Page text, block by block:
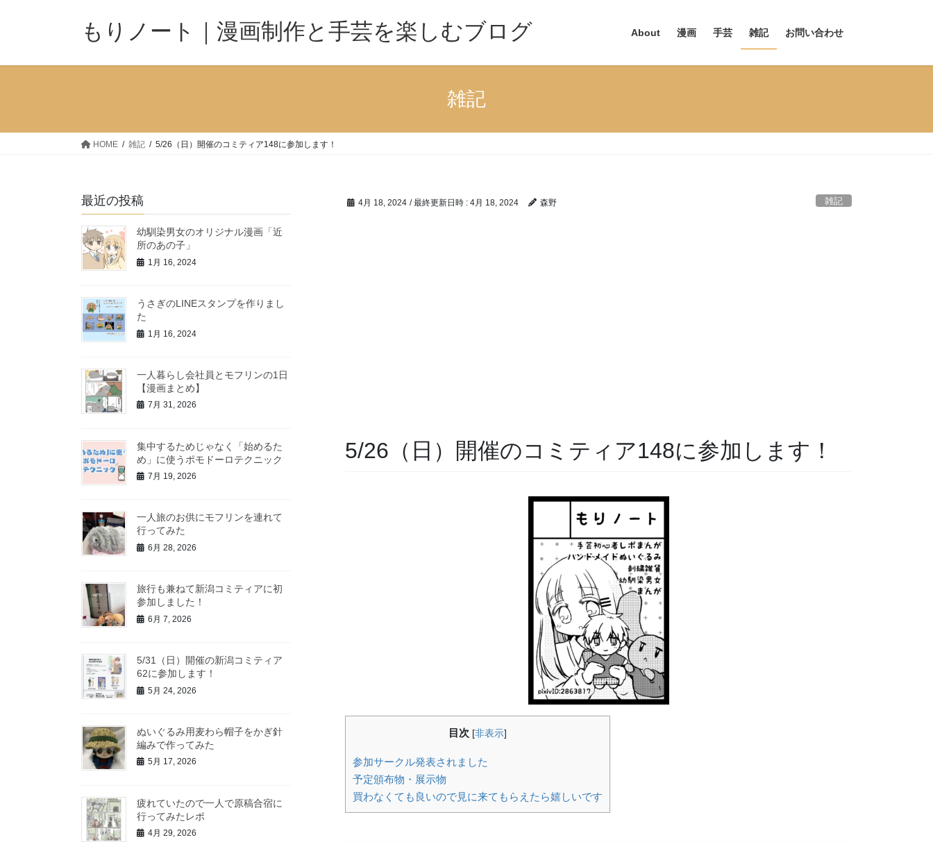
もりノート｜漫画制作と手芸を楽しむブログ About 漫画 手芸 雑記 お問い合わせ
雑記
HOME 雑記 5/26（日）開催のコミティア148に参加します！
4月 18, 2024 / 最終更新日時 : 4月 18, 2024 森野 雑記
5/26（日）開催のコミティア148に参加します！
目次 [非表示]
参加サークル発表されました
予定頒布物・展示物
買わなくても良いので見に来てもらえたら嬉しいです
最近の投稿
幼馴染男女のオリジナル漫画「近
所のあの子」
1月 16, 2024
うさぎのLINEスタンプを作りまし
た
1月 16, 2024
一人暮らし会社員とモフリンの1日
【漫画まとめ】
7月 31, 2026
集中するためじゃなく「始めるた
め」に使うポモドーロテクニック
7月 19, 2026
一人旅のお供にモフリンを連れて
行ってみた
6月 28, 2026
旅行も兼ねて新潟コミティアに初
参加しました！
6月 7, 2026
5/31（日）開催の新潟コミティア
62に参加します！
5月 24, 2026
ぬいぐるみ用麦わら帽子をかぎ針
編みで作ってみた
5月 17, 2026
疲れていたので一人で原稿合宿に
行ってみたレポ
4月 29, 2026